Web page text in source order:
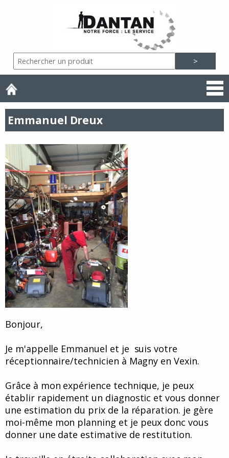
Emmanuel Dreux
Bonjour,
Je m'appelle Emmanuel et je suis votre
réceptionnaire/technicien à Magny en Vexin.
Grâce à mon expérience technique, je peux
établir rapidement un diagnostic et vous donner
une estimation du prix de la réparation. je gère
moi-même mon planning et je peux donc vous
donner une date estimative de restitution.